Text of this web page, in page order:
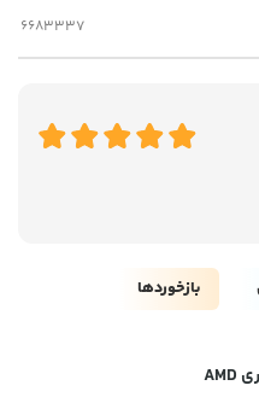
بازخوردها